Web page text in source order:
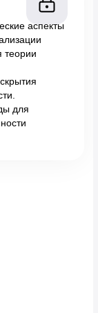
аспекты
теории
для